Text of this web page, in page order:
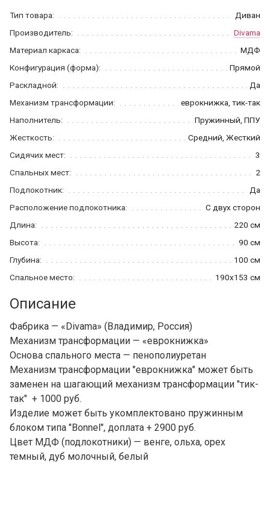
Тип товара:
Диван
Производитель:
Divama
Материал каркаса:
МДФ
Конфигурация (форма):
Прямой
Раскладной:
Да
Механизм трансформации:
еврокнижка, тик-так
Наполнитель:
Пружинный, ППУ
Жесткость:
Средний, Жесткий
Сидячих мест:
3
Спальных мест:
2
Подлокотник:
Да
Расположение подлокотника:
С двух сторон
Длина:
220 см
Высота:
90 см
Глубина:
100 см
Спальное место:
190x153 см
Описание
Фабрика — «Divama» (Владимир, Россия)
Механизм трансформации — «еврокнижка»
Основа спального места — пенополиуретан
Механизм трансформации "еврокнижка" может быть
заменен на шагающий механизм трансформации "тик-
так" + 1000 руб.
Изделие может быть укомплектовано пружинным
блоком типа "Bonnel", доплата + 2900 руб.
Цвет МДФ (подлокотники) — венге, ольха, орех
темный, дуб молочный, белый